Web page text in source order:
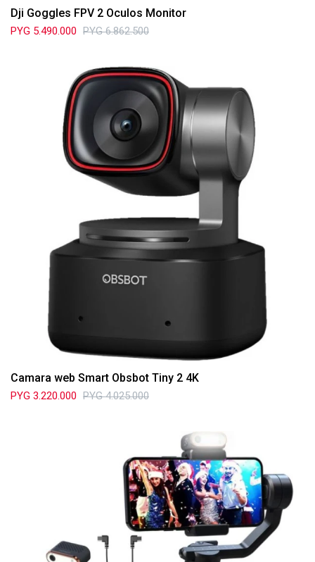
Dji Goggles FPV 2 Oculos Monitor
PYG 5.490.000 PYG 6.862.500
Camara web Smart Obsbot Tiny 2 4K
PYG 3.220.000 PYG 4.025.000